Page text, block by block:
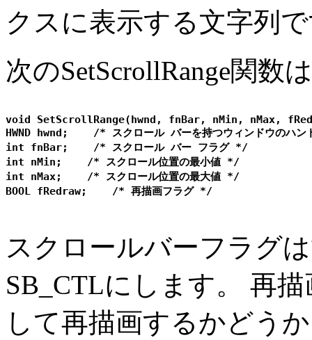
クスに表示する文字列
次のSetScrollRange関数
void SetScrollRange(hwnd, fnBar, nMin, nMax,
HWND hwnd;    /* スクロール バーを持つウィンドウのハ
int fnBar;    /* スクロール バー フラグ */
int nMin;    /* スクロール位置の最小値 */
int nMax;    /* スクロール位置の最大値 */
スクロールバーフラグ
SB_CTLにします。 再
して再描画するかどう